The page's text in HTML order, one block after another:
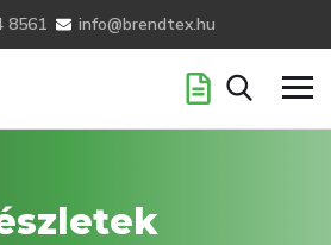
8561 info@brendtex.hu